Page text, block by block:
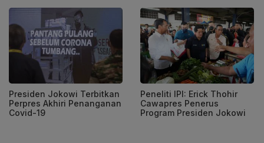
Presiden Jokowi Terbitkan
Perpres Akhiri Penanganan
Covid-19
Peneliti IPI: Erick Thohir
Cawapres Penerus
Program Presiden Jokowi